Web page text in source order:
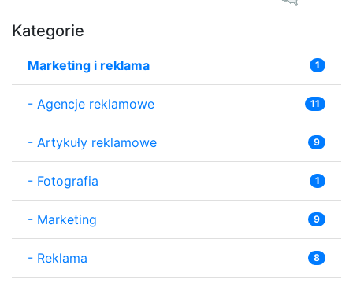
Kategorie
Marketing i reklama 1
- Agencje reklamowe 11
- Artykuły reklamowe 9
- Fotografia 1
- Marketing 9
- Reklama 8